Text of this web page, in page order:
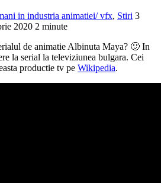
in industria animatiei/ vfx, Stiri 3
2020 2 minute
de animatie Albinuta Maya? 🙂 In
la serial la televiziunea bulgara. Cei
productie tv pe Wikipedia.